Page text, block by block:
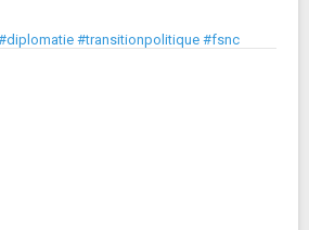
#transitionpolitique #fsnc